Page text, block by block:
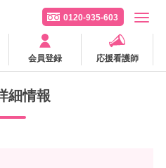
0120-935-603
会員登録 応援看護師
細情報